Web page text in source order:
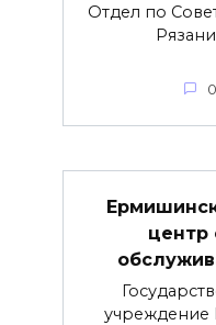
Отдел по
0
центр
учреждение